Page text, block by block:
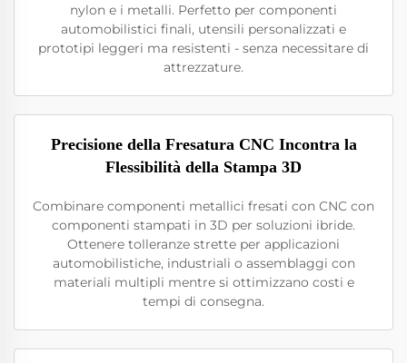
nylon e i metalli. Perfetto per componenti
automobilistici finali, utensili personalizzati e
prototipi leggeri ma resistenti - senza necessitare di
attrezzature.
Precisione della Fresatura CNC Incontra la
Flessibilità della Stampa 3D
Combinare componenti metallici fresati con CNC con
componenti stampati in 3D per soluzioni ibride.
Ottenere tolleranze strette per applicazioni
automobilistiche, industriali o assemblaggi con
materiali multipli mentre si ottimizzano costi e
tempi di consegna.